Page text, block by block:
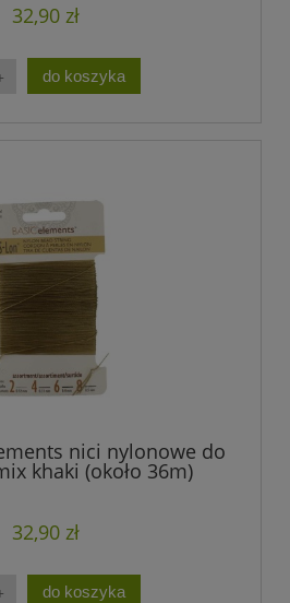
32,90 zł
do koszyka
nici nylonowe do
khaki (około 36m)
32,90 zł
do koszyka